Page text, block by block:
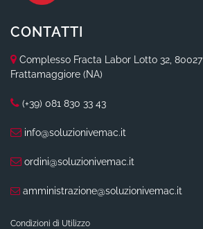
CONTATTI
Complesso Fracta Labor Lotto 32, 80027
Frattamaggiore (NA)
(+39) 081 830 33 43
info@soluzionivemac.it
ordini@soluzionivemac.it
amministrazione@soluzionivemac.it
Condizioni di Utilizzo